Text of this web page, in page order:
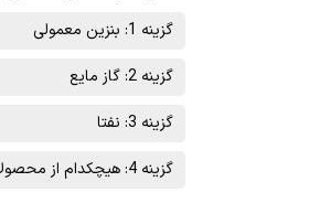
گزینه 1: بنزين معمولی
گزینه 2: گاز مايع
گزینه 3: نفتا
گزینه 4: هیچکدام از محصولات در این دوره فروش صادراتی نداشته است.